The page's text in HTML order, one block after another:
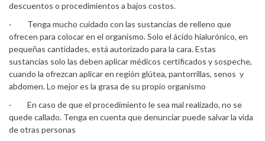
descuentos o procedimientos a bajos costos.
· Tenga mucho cuidado con las sustancias de relleno que
ofrecen para colocar en el organismo. Solo el ácido hialurónico, en
pequeñas cantidades, está autorizado para la cara. Estas
sustancias solo las deben aplicar médicos certificados y sospeche,
cuando la ofrezcan aplicar en región glútea, pantorrillas, senos y
abdomen. Lo mejor es la grasa de su propio organismo
· En caso de que el procedimiento le sea mal realizado, no se
quede callado. Tenga en cuenta que denunciar puede salvar la vida
de otras personas